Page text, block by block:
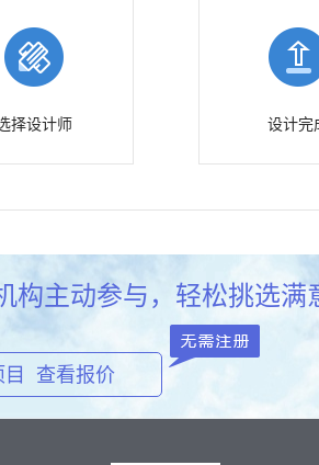
择设计师 设计完
构主动参与，轻松挑选满
目 查看报价